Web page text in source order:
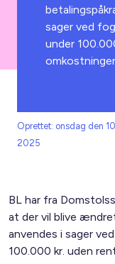
sager ved
under
Oprettet: onsdag den
2025
BL har fra
at der vil blive
anvendes i sager
100.000 kr. uden